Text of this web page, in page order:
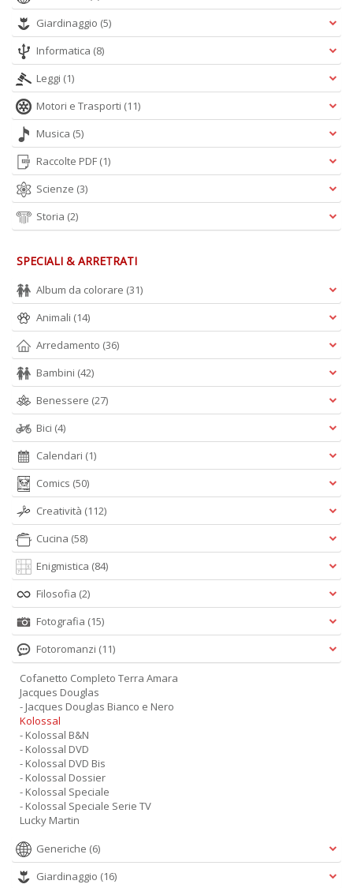
Giardinaggio (5)
Informatica (8)
Leggi (1)
Motori e Trasporti (11)
Musica (5)
Raccolte PDF (1)
Scienze (3)
Storia (2)
SPECIALI & ARRETRATI
Album da colorare (31)
Animali (14)
Arredamento (36)
Bambini (42)
Benessere (27)
Bici (4)
Calendari (1)
Comics (50)
Creatività (112)
Cucina (58)
Enigmistica (84)
Filosofia (2)
Fotografia (15)
Fotoromanzi (11)
Cofanetto Completo Terra Amara
Jacques Douglas
- Jacques Douglas Bianco e Nero
Kolossal
- Kolossal B&N
- Kolossal DVD
- Kolossal DVD Bis
- Kolossal Dossier
- Kolossal Speciale
- Kolossal Speciale Serie TV
Lucky Martin
Generiche (6)
Giardinaggio (16)